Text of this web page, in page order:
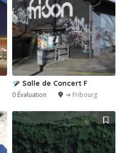
Salle de Concert F
0 Évaluation ➔ Fribourg